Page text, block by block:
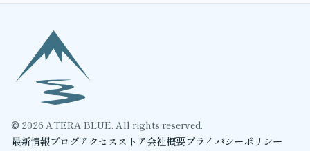
© 2026 ATERA BLUE. All rights reserved.
最新情報ブログアクセスストア会社概要プライバシーポリシー